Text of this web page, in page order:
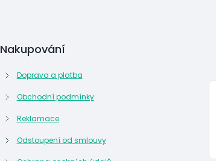
Nakupování
Doprava a platba
Obchodní podmínky
Reklamace
Odstoupení od smlouvy